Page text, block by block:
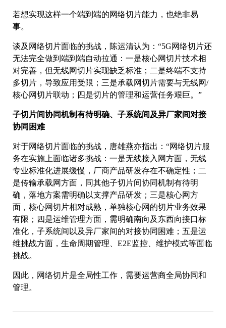
若想实现这样一个端到端的网络切片能力，也绝非易
事。
谈及网络切片面临的挑战，陈运清认为：“5G网络切片还
无法完全做到端到端自动拉通：一是核心网切片技术相
对完善，但无线网切片实现缺乏标准；二是终端不支持
多切片，导致应用受限；三是承载网切片需要与无线网/
核心网切片联动；四是切片的管理和运营任务艰巨。”
子切片间协同机制有待明确、子系统间及异厂家间对接
协同困难
对于网络切片面临的挑战，唐雄燕亦指出：“网络切片服
务在实施上面临诸多挑战：一是无线接入网方面，无线
专业标准化进展缓慢，厂商产品研发存在不确定性；二
是传输承载网方面，同其他子切片间协同机制有待明
确，落地方案需明确以支撑产品研发；三是核心网方
面，核心网切片相对成熟，单独核心网的切片业务效果
有限；四是运维管理方面，需明确南向及东西向接口标
准化，子系统间以及异厂家间的对接协同困难；五是运
维挑战方面，生命周期管理、E2E监控、维护模式等面临
挑战。
因此，网络切片是全局性工作，需要运营商全局协同和
管理。